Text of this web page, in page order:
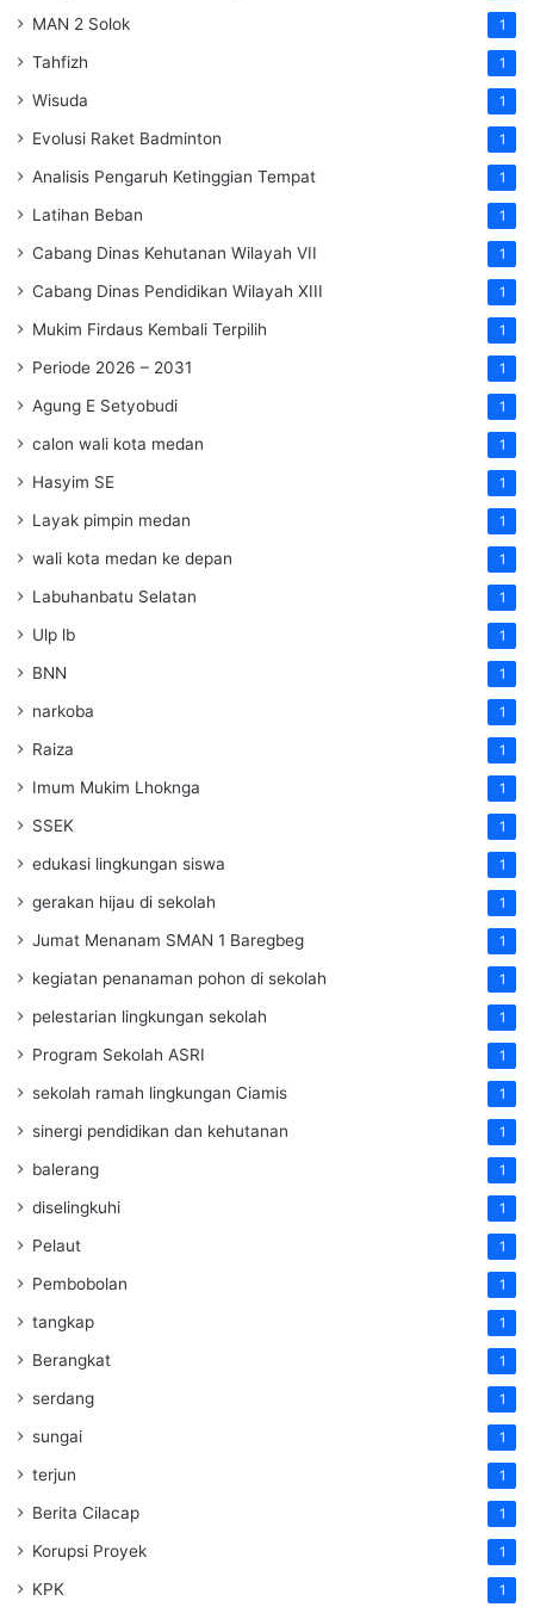
MAN 2 Solok 1
Tahfizh 1
Wisuda 1
Evolusi Raket Badminton 1
Analisis Pengaruh Ketinggian Tempat 1
Latihan Beban 1
Cabang Dinas Kehutanan Wilayah VII 1
Cabang Dinas Pendidikan Wilayah XIII 1
Mukim Firdaus Kembali Terpilih 1
Periode 2026 – 2031 1
Agung E Setyobudi 1
calon wali kota medan 1
Hasyim SE 1
Layak pimpin medan 1
wali kota medan ke depan 1
Labuhanbatu Selatan 1
Ulp lb 1
BNN 1
narkoba 1
Raiza 1
Imum Mukim Lhoknga 1
SSEK 1
edukasi lingkungan siswa 1
gerakan hijau di sekolah 1
Jumat Menanam SMAN 1 Baregbeg 1
kegiatan penanaman pohon di sekolah 1
pelestarian lingkungan sekolah 1
Program Sekolah ASRI 1
sekolah ramah lingkungan Ciamis 1
sinergi pendidikan dan kehutanan 1
balerang 1
diselingkuhi 1
Pelaut 1
Pembobolan 1
tangkap 1
Berangkat 1
serdang 1
sungai 1
terjun 1
Berita Cilacap 1
Korupsi Proyek 1
KPK 1